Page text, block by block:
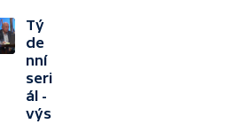
Tý
de
nní
seri
ál -
výs